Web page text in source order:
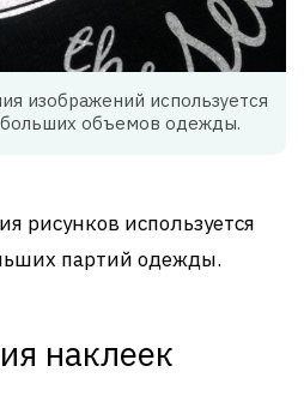
изображений используется
объемов одежды.
рисунков используется
партий одежды.
наклеек